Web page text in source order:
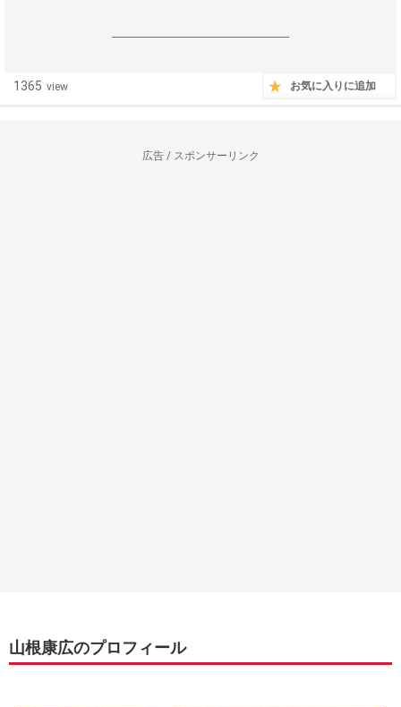
------------------------------------------------------------------
1365 view お気に入りに追加
広告 / スポンサーリンク
山根康広のプロフィール